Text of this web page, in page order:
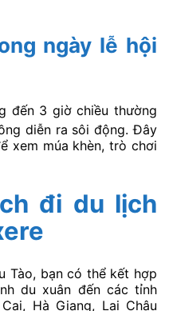
ngày lễ hội
đến 3 giờ chiều thường
diễn ra sôi động. Đây
xem múa khèn, trò chơi
đi du lịch
Tào, bạn có thể kết hợp
du xuân đến các tỉnh
Hà Giang, Lai Châu